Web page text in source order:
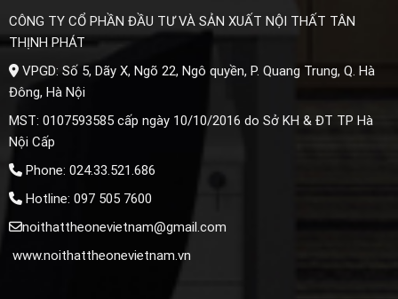
CÔNG TY CỔ PHẦN ĐẦU TƯ VÀ SẢN XUẤT NỘI THẤT TÂN
THỊNH PHÁT
VPGD: Số 5, Dãy X, Ngõ 22, Ngô quyền, P. Quang Trung, Q. Hà
Đông, Hà Nội
MST: 0107593585 cấp ngày 10/10/2016 do Sở KH & ĐT TP Hà
Nội Cấp
Phone: 024.33.521.686
Hotline: 097 505 7600
noithattheonevietnam@gmail.com
www.noithattheonevietnam.vn